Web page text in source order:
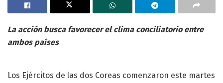
La acción busca favorecer el clima conciliatorio entre
ambos países
Los Ejércitos de las dos Coreas comenzaron este martes